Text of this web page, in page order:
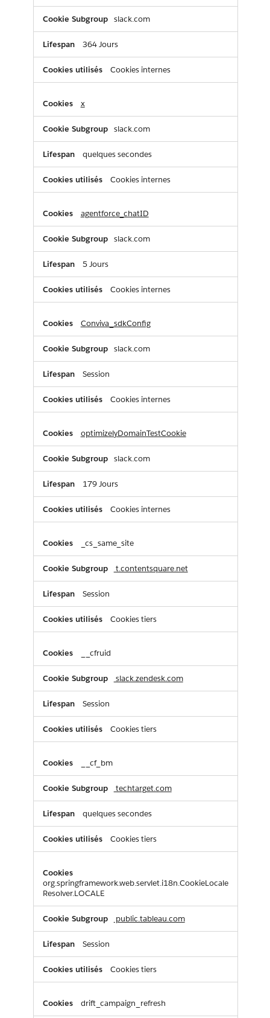
slack.com
364 Jours
Cookies internes
x
slack.com
quelques secondes
Cookies internes
agentforce_chatID
slack.com
5 Jours
Cookies internes
Conviva_sdkConfig
slack.com
Session
Cookies internes
optimizelyDomainTestCookie
slack.com
179 Jours
Cookies internes
_cs_same_site
t.contentsquare.net
Session
Cookies tiers
__cfruid
slack.zendesk.com
Session
Cookies tiers
__cf_bm
techtarget.com
quelques secondes
Cookies tiers
org.springframework.web.servlet.i18n.CookieLocale
Resolver.LOCALE
public.tableau.com
Session
Cookies tiers
drift_campaign_refresh